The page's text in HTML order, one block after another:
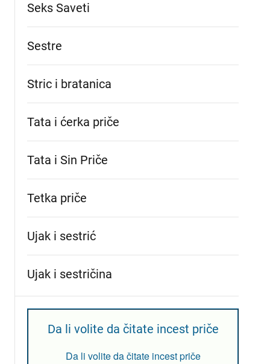
Seks Saveti
Sestre
Stric i bratanica
Tata i ćerka priče
Tata i Sin Priče
Tetka priče
Ujak i sestrić
Ujak i sestričina
Da li volite da čitate incest priče
Da li volite da čitate incest priče